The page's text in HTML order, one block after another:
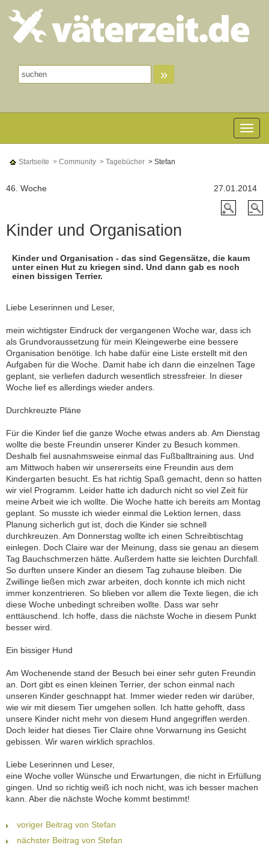
»
Toggle
Startseite > Community > Tagebücher > Stefan
27.01.2014
46. Woche
Kinder und Organisation
Kinder und Organisation - das sind Gegensätze, die kaum
unter einen Hut zu kriegen sind. Und dann gab es noch
einen bissigen Terrier.
Liebe Leserinnen und Leser,
mein wichtigster Eindruck der vergangenen Woche war, dass ich
als Grundvoraussetzung für mein Kleingewerbe eine bessere
Organisation benötige. Ich habe dafür eine Liste erstellt mit den
Aufgaben für die Woche. Damit habe ich dann die einzelnen Tage
geplant, sie verliefen dadurch wesentlich stressfreier. In dieser
Woche lief es allerdings wieder anders.
Durchkreuzte Pläne
Für die Kinder lief die ganze Woche etwas anders ab. Am Dienstag
wollte die beste Freundin unserer Kinder zu Besuch kommen.
Deshalb fiel ausnahmsweise einmal das Fußballtraining aus. Und
am Mittwoch haben wir unsererseits eine Freundin aus dem
Kindergarten besucht. Es hat richtig Spaß gemacht, denn so hatten
wir viel Programm. Leider hatte ich dadurch nicht so viel Zeit für
meine Arbeit wie ich wollte. Die Woche hatte ich bereits am Montag
geplant. So musste ich wieder einmal die Lektion lernen, dass
Planung sicherlich gut ist, doch die Kinder sie schnell
durchkreuzen. Am Donnerstag wollte ich einen Schreibtischtag
einlegen. Doch Claire war der Meinung, dass sie genau an diesem
Tag Bauchschmerzen hätte. Außerdem hatte sie leichten Durchfall.
So durften unsere Kinder an diesem Tag zuhause bleiben. Die
Zwillinge ließen mich zwar arbeiten, doch konnte ich mich nicht
immer konzentrieren. So blieben vor allem die Texte liegen, die ich
diese Woche unbedingt schreiben wollte. Dass war sehr
enttäuschend. Ich hoffe, dass die nächste Woche in diesem Punkt
besser wird.
Ein bissiger Hund
Am Wochenende stand der Besuch bei einer sehr guten Freundin
an. Dort gibt es einen kleinen Terrier, der schon einmal nach
unseren Kinder geschnappt hat. Immer wieder reden wir darüber,
wie wir mit diesem Tier umgehen sollen. Ich hatte gehofft, dass
unsere Kinder nicht mehr von diesem Hund angegriffen werden.
Doch leider hat dieses Tier Claire ohne Vorwarnung ins Gesicht
gebissen. Wir waren wirklich sprachlos.
Liebe Leserinnen und Leser,
eine Woche voller Wünsche und Erwartungen, die nicht in Erfüllung
gingen. Und so richtig weiß ich noch nicht, was ich besser machen
kann. Aber die nächste Woche kommt bestimmt!
voriger Beitrag von Stefan
nächster Beitrag von Stefan